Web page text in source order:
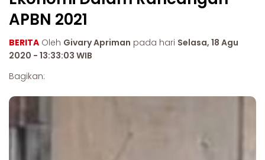
APBN 2021
BERITA Oleh Givary Apriman pada hari Selasa, 18 Agu
2020 - 13:33:03 WIB
Bagikan: